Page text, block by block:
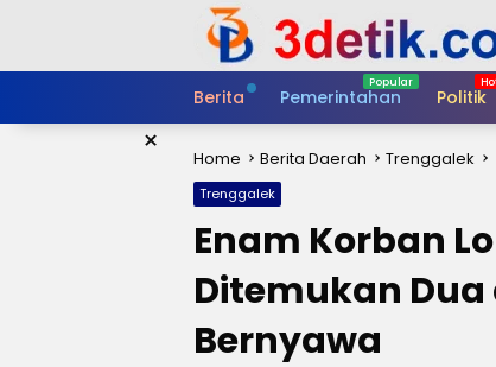
Berita Pemerintahan Politik
× Home Berita Daerah Trenggalek
Trenggalek
Enam Korban
Ditemukan
Bernyawa